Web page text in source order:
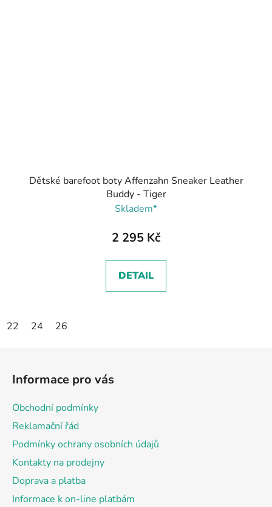
Dětské barefoot boty Affenzahn Sneaker Leather
Buddy - Tiger
Skladem*
2 295 Kč
DETAIL
22 24 26
Informace pro vás
Obchodní podmínky
Reklamační řád
Podmínky ochrany osobních údajů
Kontakty na prodejny
Doprava a platba
Informace k on-line platbám